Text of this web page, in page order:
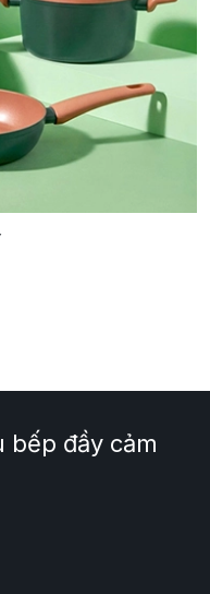
đầy cảm